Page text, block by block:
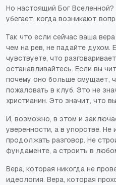
Но настоящий Бог
убегает, когда возникают
Так что если сейчас ваша
чем на рев, не падайте духом.
чувствуете, что
останавливайтесь. Если вы
почему оно больше смущает,
пожаловать в клуб. Это не
христианин. Это значит, что
И, возможно, в этом и
уверенности, а в упорстве. Не
продолжать разговор. Не
фундаменте, а строить в
Вера, которая никогда не
идеология. Вера, которая